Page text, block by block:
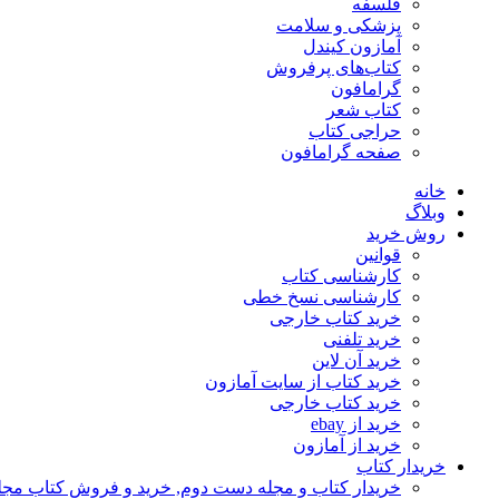
فلسفه
پزشکی و سلامت
آمازون کیندل
کتاب‌های پرفروش
گرامافون
کتاب شعر
حراجی کتاب
صفحه گرامافون
خانه
وبلاگ
روش خرید
قوانین
کارشناسی کتاب
کارشناسی نسخ خطی
خرید کتاب خارجی
خرید تلفنی
خرید آن لاین
خرید کتاب از سایت آمازون
خرید کتاب خارجی
خرید از ebay
خرید از آمازون
خریدار کتاب
خریدار کتاب و مجله دست دوم, خرید و فروش کتاب